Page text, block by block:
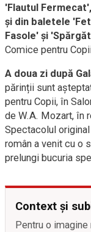
'Flautul
și din baletele
Fasole' și
Comice pentru
A doua zi după
părinții sunt
pentru Copii, în
de W.A. Mozart, în
Spectacolul
român a venit cu o
prelungi bucuria
Context și
Pentru o